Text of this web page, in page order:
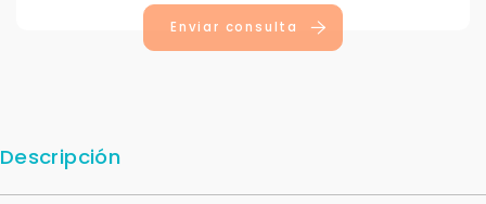
Enviar consulta
Descripción